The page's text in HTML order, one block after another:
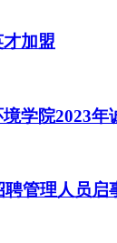
加盟
学院2023年
聘管理人员启